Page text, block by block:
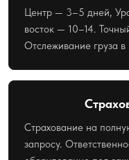
Центр — 3–5 дней,
восток — 10–14.
Отслеживание груза в
Страхование на
запросу.